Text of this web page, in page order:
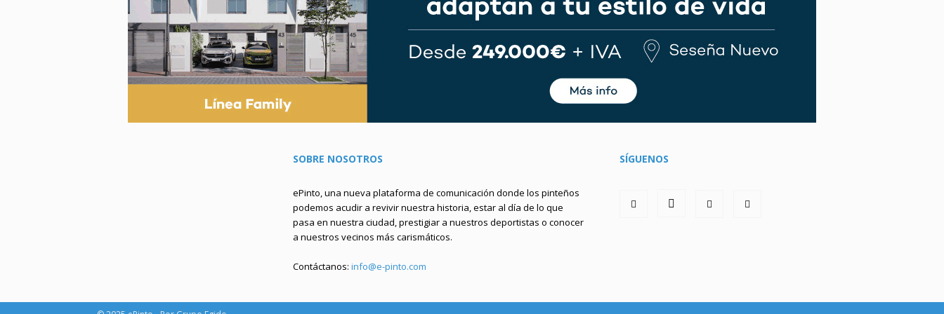
SOBRE NOSOTROS
ePinto, una nueva plataforma de comunicación donde los pinteños
podemos acudir a revivir nuestra historia, estar al día de lo que
pasa en nuestra ciudad, prestigiar a nuestros deportistas o conocer
a nuestros vecinos más carismáticos.
Contáctanos: info@e-pinto.com
SÍGUENOS